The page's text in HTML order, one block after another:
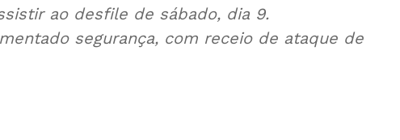
ao desfile de sábado, dia 9.
segurança, com receio de ataque de